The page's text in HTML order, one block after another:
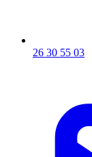
26 30 55 03